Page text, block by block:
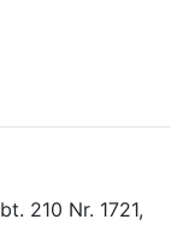
210 Nr. 1721,